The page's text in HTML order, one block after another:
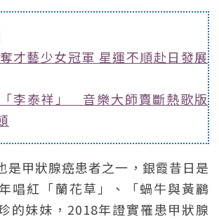
才藝少女冠軍 星運不順赴日發展
李泰祥」 音樂大師賣斷熱歌版
是甲狀腺癌患者之一，銀霞昔日是
唱紅「蘭花草」、「蝸牛與黃鸝
的妹妹，2018年證實罹患甲狀腺